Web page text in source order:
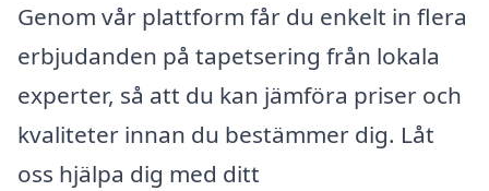
Genom vår plattform får du enkelt in flera
erbjudanden på tapetsering från lokala
experter, så att du kan jämföra priser och
kvaliteter innan du bestämmer dig. Låt
oss hjälpa dig med ditt